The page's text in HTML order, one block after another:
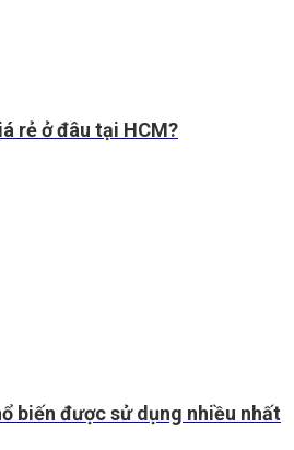
rẻ ở đâu tại HCM?
biến được sử dụng nhiều nhất